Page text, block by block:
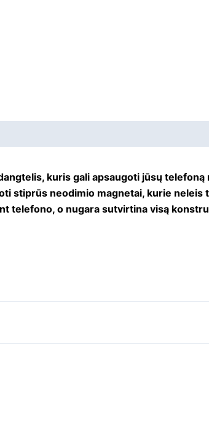
kuris gali apsaugoti jūsų
stiprūs neodimio magnetai, kurie
telefono, o nugara sutvirtina visą